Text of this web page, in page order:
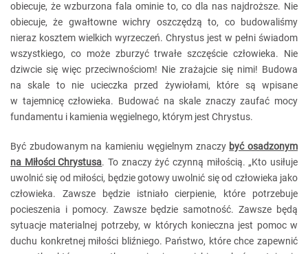
obiecuje, że wzburzona fala ominie to, co dla nas najdroższe. Nie
obiecuje, że gwałtowne wichry oszczędzą to, co budowaliśmy
nieraz kosztem wielkich wyrzeczeń. Chrystus jest w pełni świadom
wszystkiego, co może zburzyć trwałe szczęście człowieka. Nie
dziwcie się więc przeciwnościom! Nie zrażajcie się nimi! Budowa
na skale to nie ucieczka przed żywiołami, które są wpisane
w tajemnicę człowieka. Budować na skale znaczy zaufać mocy
fundamentu i kamienia węgielnego, którym jest Chrystus.
Być zbudowanym na kamieniu węgielnym znaczy być osadzonym
na Miłości Chrystusa. To znaczy żyć czynną miłością. „Kto usiłuje
uwolnić się od miłości, będzie gotowy uwolnić się od człowieka jako
człowieka. Zawsze będzie istniało cierpienie, które potrzebuje
pocieszenia i pomocy. Zawsze będzie samotność. Zawsze będą
sytuacje materialnej potrzeby, w których konieczna jest pomoc w
duchu konkretnej miłości bliźniego. Państwo, które chce zapewnić